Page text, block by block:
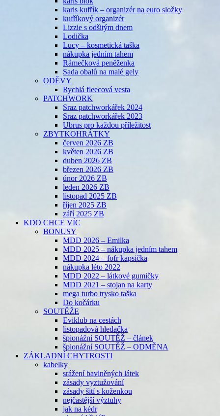
karis kufřík – organizér na euro složky
kufříkový organizér
Lizzie s odšitým dnem
Lodička
Lucy – kosmetická taška
nákupka jedním tahem
Rámečková peněženka
Sada obalů na malé gely
ODĚVY
Rychlá fleecová vesta
PATCHWORK
Sraz patchworkářek 2024
Sraz patchworkářek 2023
Ubrus pro každou příležitost
ZBYTKOHRÁTKY
červen 2026 ZB
květen 2026 ZB
duben 2026 ZB
březen 2026 ZB
únor 2026 ZB
leden 2026 ZB
listopad 2025 ZB
říjen 2025 ZB
září 2025 ZB
KDO CHCE VÍC
BONUSY
MDD 2026 – Emilka
MDD 2025 – nákupka jedním tahem
MDD 2024 – fofr kapsička
nákupka léto 2022
MDD 2022 – látkové gumičky
MDD 2021 – stojan na karty
mega turbo trysko taška
Do kočárku
SOUTĚŽE
Eviklub na cestách
listopadová hledačka
špionážní SOUTĚŽ – článek
špionážní SOUTĚŽ – ODMĚNA
ZÁKLADNÍ CHYTROSTI
kabelky
srážení bavlněných látek
zásady vyztužování
zásady šití s koženkou
nejčastější výztuhy
jak na kédr